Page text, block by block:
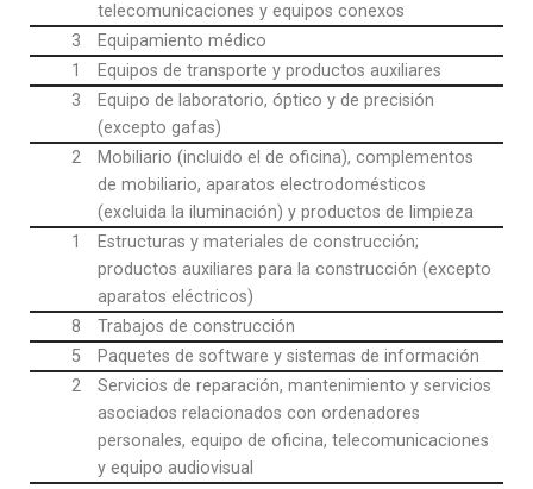
telecomunicaciones y equipos conexos
3
Equipamiento médico
1
Equipos de transporte y productos auxiliares
3
Equipo de laboratorio, óptico y de precisión
(excepto gafas)
2
Mobiliario (incluido el de oficina), complementos
de mobiliario, aparatos electrodomésticos
(excluida la iluminación) y productos de limpieza
1
Estructuras y materiales de construcción;
productos auxiliares para la construcción (excepto
aparatos eléctricos)
8
Trabajos de construcción
5
Paquetes de software y sistemas de información
2
Servicios de reparación, mantenimiento y servicios
asociados relacionados con ordenadores
personales, equipo de oficina, telecomunicaciones
y equipo audiovisual